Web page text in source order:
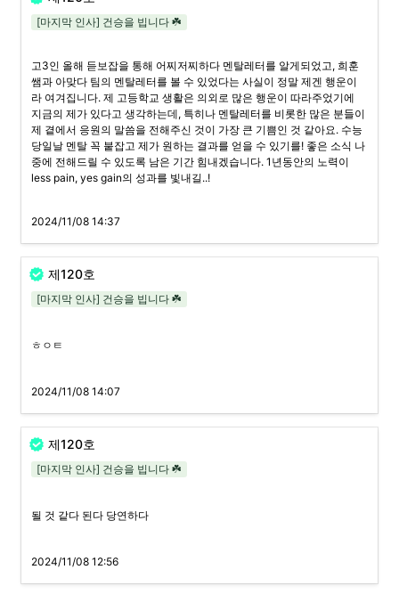
[마지막 인사] 건승을 빕니다 ☘️
고3인 올해 듣보잡을 통해 어찌저찌하다 멘탈레터를 알게되었고, 희훈
쌤과 아맞다 팀의 멘탈레터를 볼 수 있었다는 사실이 정말 제겐 행운이
라 여겨집니다. 제 고등학교 생활은 의외로 많은 행운이 따라주었기에
지금의 제가 있다고 생각하는데, 특히나 멘탈레터를 비롯한 많은 분들이
제 곁에서 응원의 말씀을 전해주신 것이 가장 큰 기쁨인 것 같아요. 수능
당일날 멘탈 꼭 붙잡고 제가 원하는 결과를 얻을 수 있기를! 좋은 소식 나
중에 전해드릴 수 있도록 남은 기간 힘내겠습니다. 1년동안의 노력이
less pain, yes gain의 성과를 빛내길..!
2024/11/08 14:37
제120호
[마지막 인사] 건승을 빕니다 ☘️
ㅎㅇㅌ
2024/11/08 14:07
제120호
[마지막 인사] 건승을 빕니다 ☘️
될 것 같다 된다 당연하다
2024/11/08 12:56